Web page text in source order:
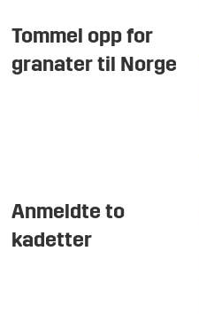
Tommel opp for
granater til Norge
Anmeldte to
kadetter